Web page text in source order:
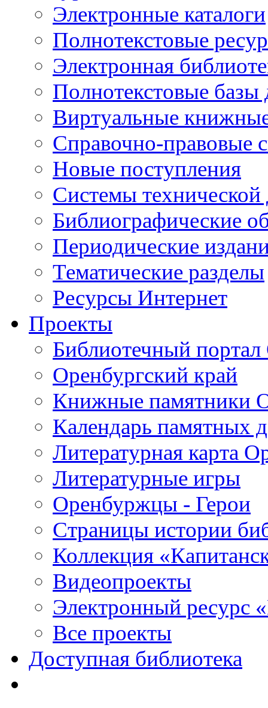
Электронные каталоги
Полнотекстовые
Электронная
Полнотекстовые
Виртуальные
Справочно-правовые
Новые поступления
Cистемы
Библиографические
Периодические
Тематические разделы
Ресурсы Интернет
Проекты
Библиотечный портал
Оренбургский край
Книжные памятники
Календарь памятных
Литературная карта
Литературные игры
Оренбуржцы - Герои
Страницы истории
Коллекция
Видеопроекты
Электронный ресурс
Все проекты
Доступная библиотека